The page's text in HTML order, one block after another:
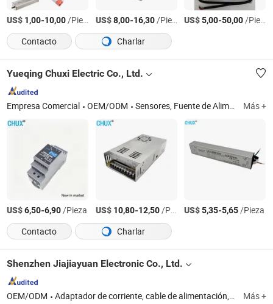
US$ 1,00-10,00/Pieza US$8,00-16,30/Pieza US$5,00-50,00/Pieza
Contacto
Charlar
Yueqing Chuxi Electric Co., Ltd.
Empresa Comercial OEM/ODM Sensores, Fuente de Alimentación conmutada, Interruptor de flotador, Relé de estado sólido Más +
US$6,50-6,90/Pieza US$ 10,80-12,50/Pieza US$5,35-5,65/Pieza
Contacto
Charlar
Shenzhen Jiajiayuan Electronic Co., Ltd.
OEM/ODM Adaptador de corriente, cable de alimentación, cargador USB, cable de alimentación, cable de datos, fuente de alimentación impermeable, fuente de alimentación conmutada Más +